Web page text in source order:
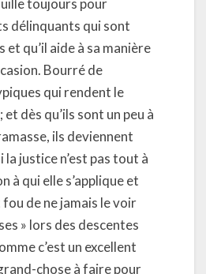
toujours pour
délinquants qui sont
et qu’il aide à sa manière
Bourré de
qui rendent le
dès qu’ils sont un peu à
ils deviennent
la justice n’est pas tout à
à qui elle s’applique et
de ne jamais le voir
» lors des descentes
c’est un excellent
chose à faire pour